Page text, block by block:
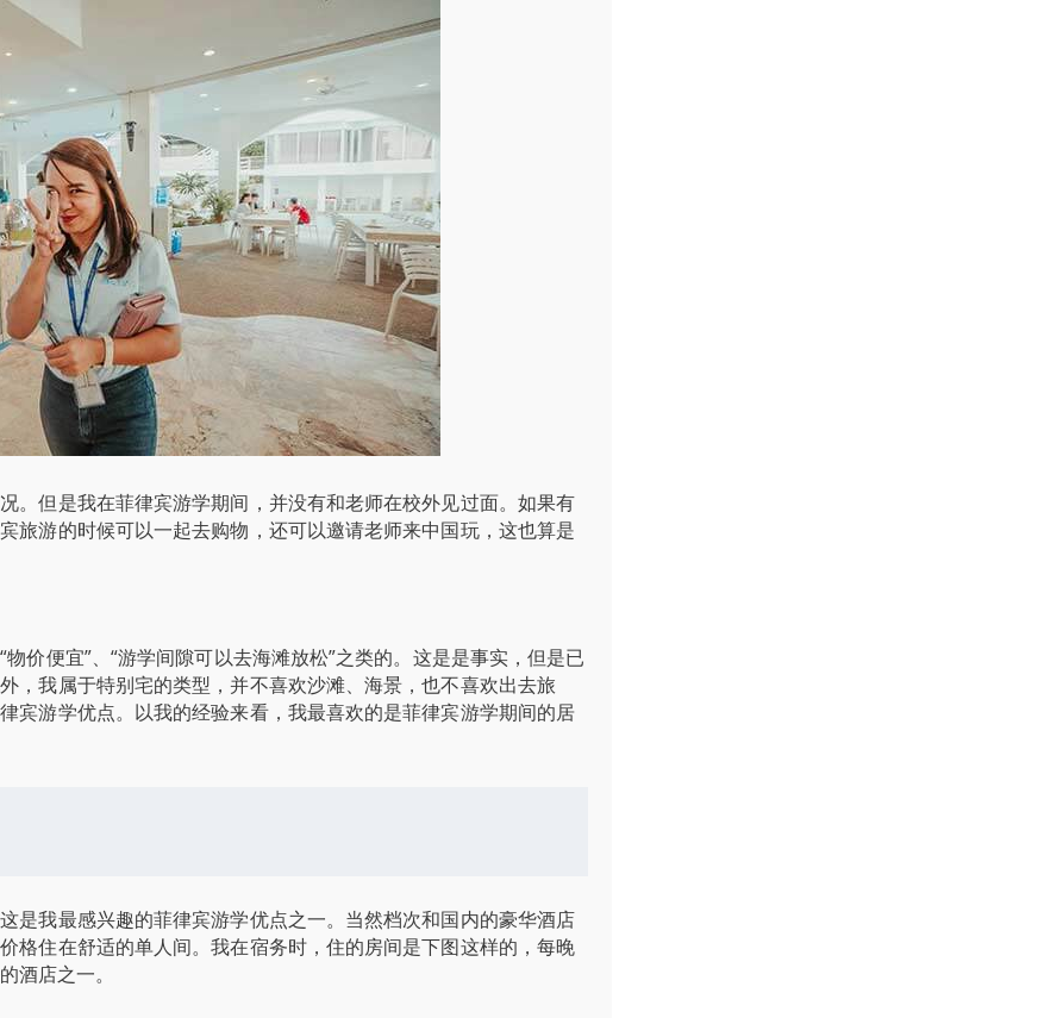
。但是我在菲律宾游学期间，并没有和老师在校外见过面。如果有
旅游的时候可以一起去购物，还可以邀请老师来中国玩，这也算是
价便宜”、“游学间隙可以去海滩放松”之类的。这是是事实，但是已
，我属于特别宅的类型，并不喜欢沙滩、海景，也不喜欢出去旅
宾游学优点。以我的经验来看，我最喜欢的是菲律宾游学期间的居
是我最感兴趣的菲律宾游学优点之一。当然档次和国内的豪华酒店
格住在舒适的单人间。我在宿务时，住的房间是下图这样的，每晚
店之一。